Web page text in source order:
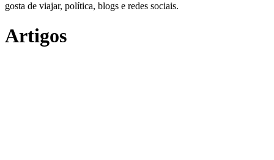
gosta de viajar, política, blogs e redes sociais.
Artigos